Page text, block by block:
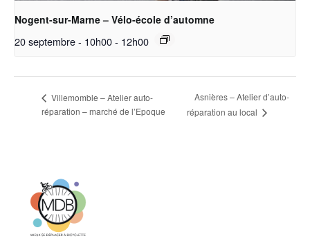
Nogent-sur-Marne – Vélo-école d’automne
20 septembre - 10h00- 12h00
Villemomble – Atelier auto-
réparation – marché de l’Epoque
Asnières – Atelier d’auto-
réparation au local